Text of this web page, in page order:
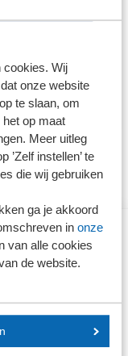
cookies. Wij
onze website
te slaan, om
op maat
Meer uitleg
’Zelf instellen’ te
die wij gebruiken
ga je akkoord
in onze
van alle cookies
de website.
van SRA